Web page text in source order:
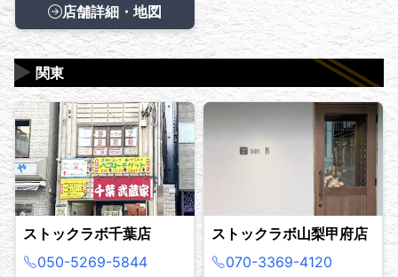
店舗詳細・地図
関東
▶
ストックラボ千葉店
050-5269-5844
ストックラボ山梨甲府店
070-3369-4120